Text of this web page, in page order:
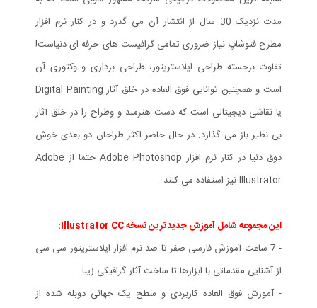
مدت نزدیک 30 سال از انتشار آن می گذرد و در کنار نرم افزار
مطرح فتوشاپ نیاز ضروری تمامی گرافیست های حرفه ای دنیاست!
تفاوت برحسته طراحی ایلاستریتور، طراحی برداری و وکتوری آن
است و همچنین توانایی فوق العاده در خلق آثار Digital Painting
یا نقاشی دیجیتالی است که دست هنرمند و وطراح را در خلق آثار
بی نظیر باز می گذارد. در حال حاضر اکثر طراحان دو بعدی خوش
ذوق دنیا در کنار نرم افزار Adobe Photoshop حتما از Adobe
Illustrator نیز استفاده می کنند.
این مجموعه شامل آموزش جدیدترین نسخه Illustrator CC:
- 7 ساعت آموزش فارسی صفر تا صد نرم افزار ایلاستریتور سی سی
از آشنایی مقدماتی با ابزارها تا ساخت آثار گرافیکی زیبا
- آموزش فوق العاده کاربردی و سطح یک جهانی دوبله شده از